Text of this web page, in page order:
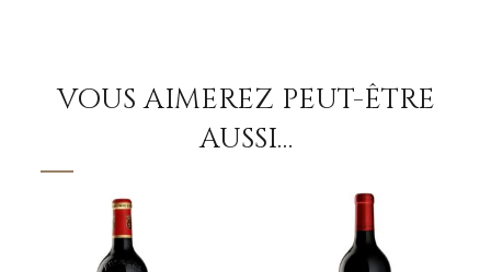
VOUS AIMEREZ PEUT-ÊTRE
AUSSI…